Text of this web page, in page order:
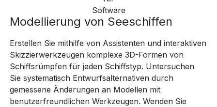
Modellierung von Seeschiffen
Erstellen Sie mithilfe von Assistenten und interaktiven
Skizzierwerkzeugen komplexe 3D-Formen von
Schiffsrümpfen für jeden Schiffstyp. Untersuchen
Sie systematisch Entwurfsalternativen durch
gemessene Änderungen an Modellen mit
benutzerfreundlichen Werkzeugen. Wenden Sie